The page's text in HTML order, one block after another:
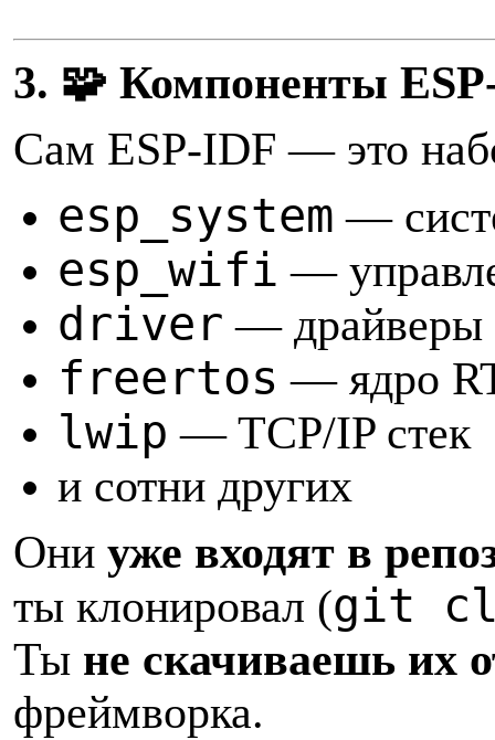
3. 🧩 Компоненты
Сам ESP-IDF — это
esp_system —
esp_wifi —
driver — драйверы
freertos — ядро
lwip — TCP/IP стек
и сотни других
Они уже входят в
ты клонировал (git
Ты не скачиваешь их
фреймворка.